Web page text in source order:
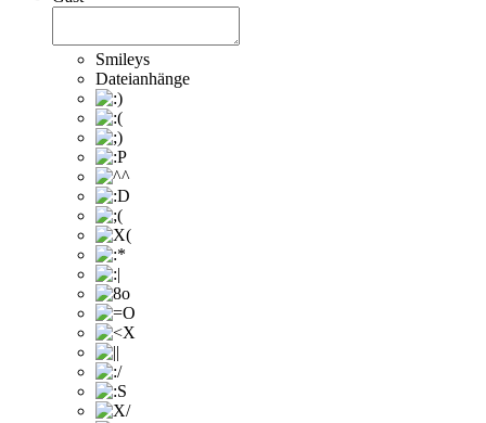
Smileys
Dateianhänge